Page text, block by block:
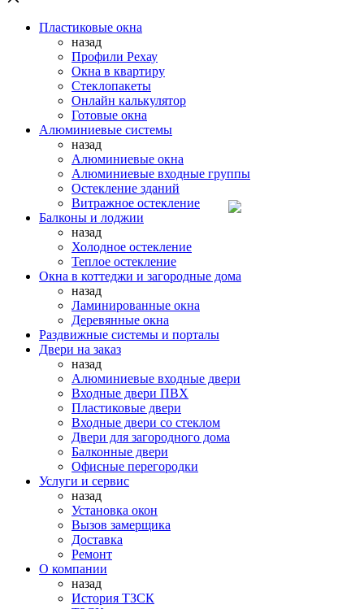
Пластиковые окна
назад
Профили Рехау
Окна в квартиру
Стеклопакеты
Онлайн калькулятор
Готовые окна
Алюминиевые системы
назад
Алюминиевые окна
Алюминиевые входные группы
Остекление зданий
Витражное остекление
Балконы и лоджии
назад
Холодное остекление
Теплое остекление
Окна в коттеджи и загородные дома
назад
Ламинированные окна
Деревянные окна
Раздвижные системы и порталы
Двери на заказ
назад
Алюминиевые входные двери
Входные двери ПВХ
Пластиковые двери
Входные двери со стеклом
Двери для загородного дома
Балконные двери
Офисные перегородки
Услуги и сервис
назад
Установка окон
Вызов замерщика
Доставка
Ремонт
О компании
назад
История ТЗСК